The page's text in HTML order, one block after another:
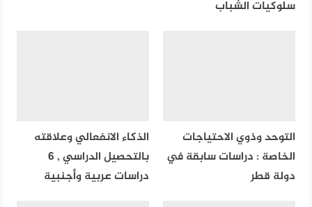
سلوكيات الشباب
التوحد وذوي الاحتياجات
الخاصة : دراسات سابقة في
دولة قطر
الذكاء الانفعالي وعلاقته
بالتحصيل الدراسي , 6
دراسات عربية وأجنبية